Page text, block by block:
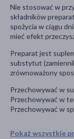
Pokaż wszystkie
Nie stosować w
składników
spożycia w ciągu
mieć efekt
Preparat jest
substytut
zrównoważony
Przechowywać w
Przechowywać w
Przechowywać w